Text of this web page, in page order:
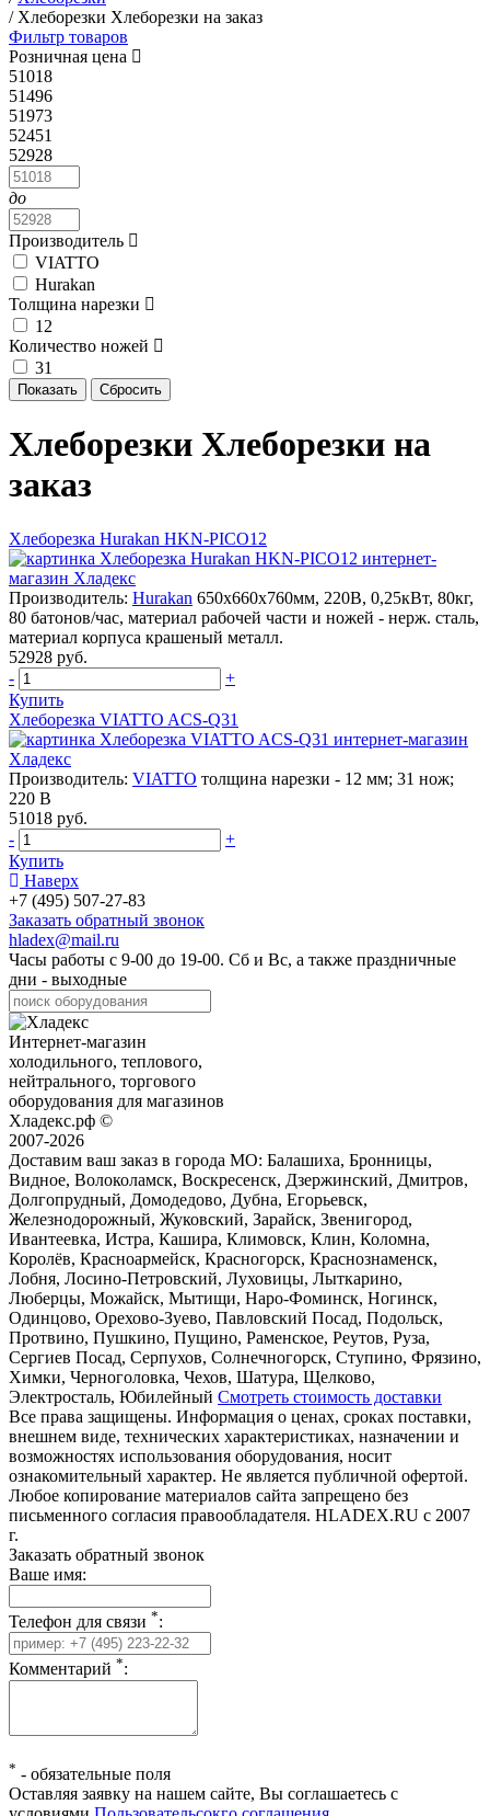
/ Хлеборезки Хлеборезки на заказ
Фильтр товаров
Розничная цена
51018
51496
51973
52451
52928
до
Производитель
VIATTO
Hurakan
Толщина нарезки
12
Количество ножей
31
Хлеборезки Хлеборезки на
заказ
Хлеборезка Hurakan HKN-PICO12
Производитель: Hurakan 650x660x760мм, 220В, 0,25кВт, 80кг,
80 батонов/час, материал рабочей части и ножей - нерж. сталь,
материал корпуса крашеный металл.
52928 руб.
-
+
Купить
Хлеборезка VIATTO ACS-Q31
Производитель: VIATTO толщина нарезки - 12 мм; 31 нож;
220 В
51018 руб.
-
+
Купить
Наверх
+7 (495) 507-27-83
Заказать обратный звонок
hladex@mail.ru
Часы работы с 9-00 до 19-00. Сб и Вс, а также праздничные
дни - выходные
Интернет-магазин
холодильного, теплового,
нейтрального, торгового
оборудования для магазинов
Хладекс.рф ©
2007-2026
Доставим ваш заказ в города МО: Балашиха, Бронницы,
Видное, Волоколамск, Воскресенск, Дзержинский, Дмитров,
Долгопрудный, Домодедово, Дубна, Егорьевск,
Железнодорожный, Жуковский, Зарайск, Звенигород,
Ивантеевка, Истра, Кашира, Климовск, Клин, Коломна,
Королёв, Красноармейск, Красногорск, Краснознаменск,
Лобня, Лосино-Петровский, Луховицы, Лыткарино,
Люберцы, Можайск, Мытищи, Наро-Фоминск, Ногинск,
Одинцово, Орехово-Зуево, Павловский Посад, Подольск,
Протвино, Пушкино, Пущино, Раменское, Реутов, Руза,
Сергиев Посад, Серпухов, Солнечногорск, Ступино, Фрязино,
Химки, Черноголовка, Чехов, Шатура, Щелково,
Электросталь, Юбилейный Смотреть стоимость доставки
Все права защищены. Информация о ценах, сроках поставки,
внешнем виде, технических характеристиках, назначении и
возможностях использования оборудования, носит
ознакомительный характер. Не является публичной офертой.
Любое копирование материалов сайта запрещено без
письменного согласия правообладателя. HLADEX.RU c 2007
г.
Заказать обратный звонок
Ваше имя:
Телефон для связи *:
Комментарий *:
* - обязательные поля
Оставляя заявку на нашем сайте, Вы соглашаетесь с